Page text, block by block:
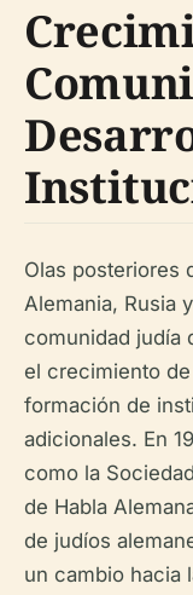
Olas posteriores
Alemania, Rusia
comunidad judía
el crecimiento
formación de
adicionales. En
como la
de Habla
de judíos
un cambio hacia